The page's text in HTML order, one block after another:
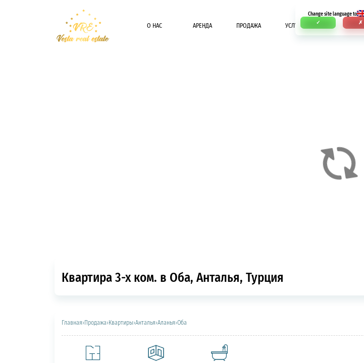
Change site language to
✓ ✗
О НАС АРЕНДА ПРОДАЖА УСЛУГИ ОПЛАТА
Квартира 3-х ком. в Оба, Анталья, Турция
Главная›Продажа›Квартиры›Анталья›Аланья›Оба